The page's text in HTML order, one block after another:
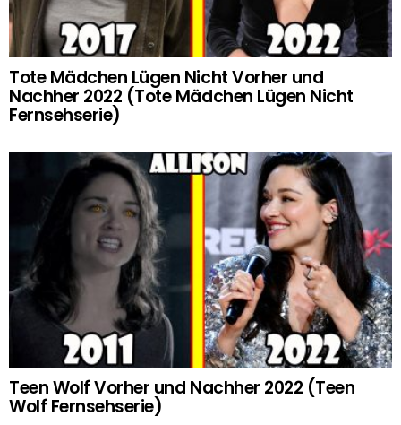
Tote Mädchen Lügen Nicht Vorher und
Nachher 2022 (Tote Mädchen Lügen Nicht
Fernsehserie)
Teen Wolf Vorher und Nachher 2022 (Teen
Wolf Fernsehserie)